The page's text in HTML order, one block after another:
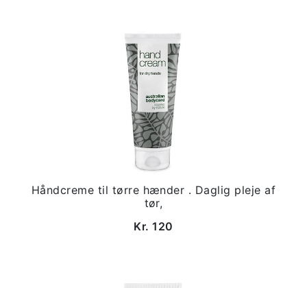
Håndcreme til tørre hænder . Daglig pleje af
tør,
Kr. 120